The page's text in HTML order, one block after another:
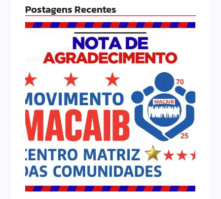
Postagens Recentes